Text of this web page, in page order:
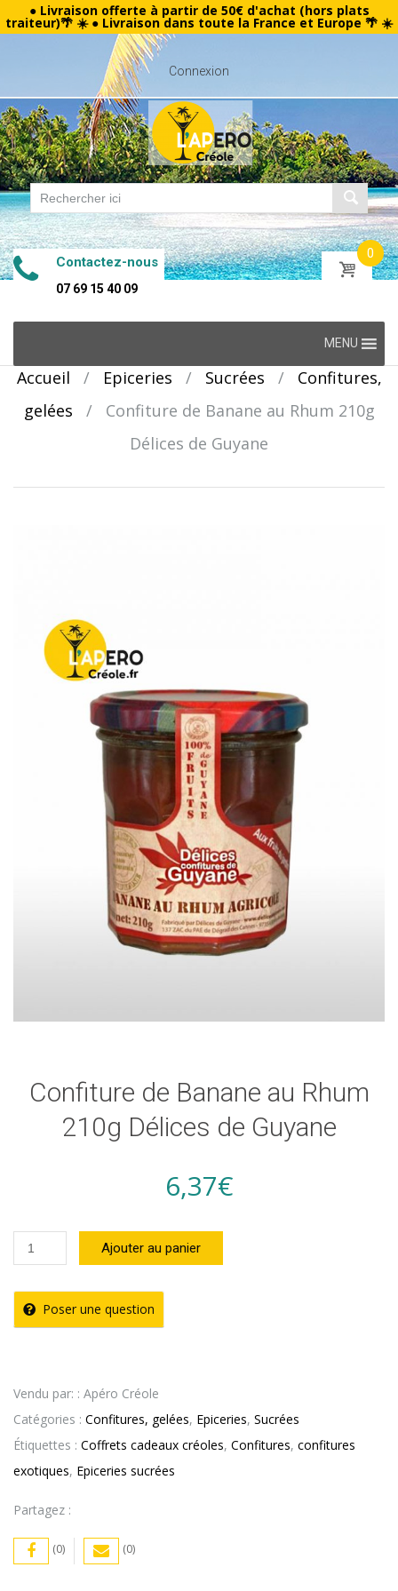
● Livraison offerte à partir de 50€ d'achat (hors plats
traiteur)🌴 ☀️ ● Livraison dans toute la France et Europe 🌴 ☀️
Connexion
Contactez-nous
07 69 15 40 09
0
content
MENU
Accueil / Epiceries / Sucrées /
Confitures,
gelées
/
Confiture de Banane au Rhum 210g
Délices de Guyane
Confiture de Banane au Rhum
210g Délices de Guyane
6,37€
quantité
de
Confiture
de
Rhum
210g
Délices
de
Ajouter au panier
Poser une question
Vendu par: : Apéro Créole
Catégories : Confitures, gelées, Epiceries, Sucrées
Étiquettes : Coffrets cadeaux créoles, Confitures, confitures
exotiques, Epiceries sucrées
Partagez :
(0) (0)